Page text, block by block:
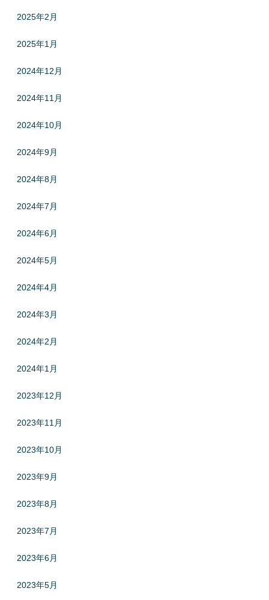
2025年2月
2025年1月
2024年12月
2024年11月
2024年10月
2024年9月
2024年8月
2024年7月
2024年6月
2024年5月
2024年4月
2024年3月
2024年2月
2024年1月
2023年12月
2023年11月
2023年10月
2023年9月
2023年8月
2023年7月
2023年6月
2023年5月